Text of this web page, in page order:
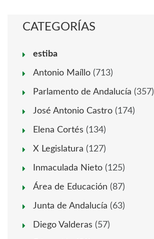
CATEGORÍAS
estiba
Antonio Maíllo (713)
Parlamento de Andalucía (357)
José Antonio Castro (174)
Elena Cortés (134)
X Legislatura (127)
Inmaculada Nieto (125)
Área de Educación (87)
Junta de Andalucía (63)
Diego Valderas (57)